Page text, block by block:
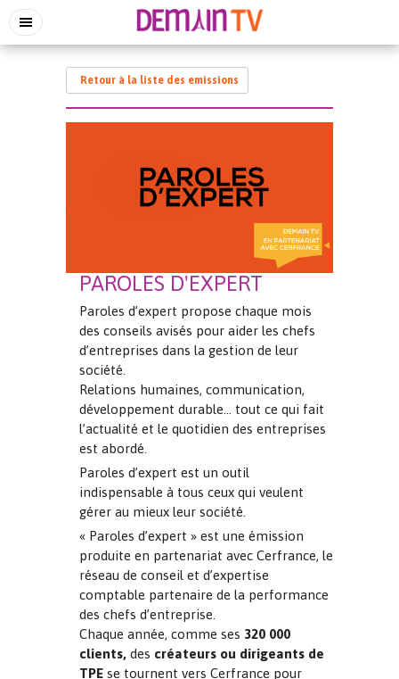
Retour à la liste des emissions
PAROLES D'EXPERT
Paroles d’expert propose chaque mois
des conseils avisés pour aider les chefs
d’entreprises dans la gestion de leur
société.
Relations humaines, communication,
développement durable… tout ce qui fait
l’actualité et le quotidien des entreprises
est abordé.
Paroles d’expert est un outil
indispensable à tous ceux qui veulent
gérer au mieux leur société.
« Paroles d’expert » est une émission
produite en partenariat avec Cerfrance, le
réseau de conseil et d’expertise
comptable partenaire de la performance
des chefs d’entreprise.
Chaque année, comme ses 320 000
clients, des créateurs ou dirigeants de
TPE se tournent vers Cerfrance pour